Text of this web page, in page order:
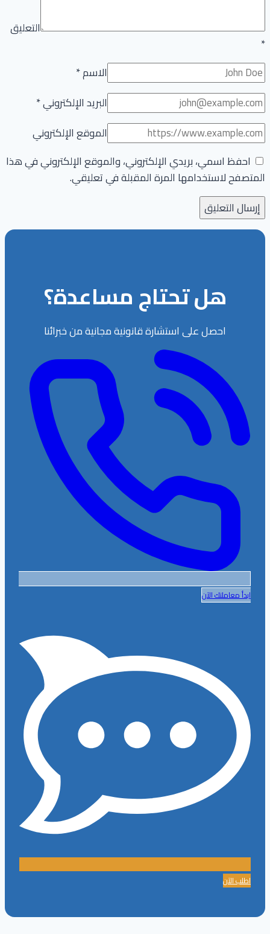
التعليق
*
الاسم*
البريد الإلكتروني*
الموقع الإلكتروني
احفظ اسمي، بريدي الإلكتروني، والموقع الإلكتروني في هذا
المتصفح لاستخدامها المرة المقبلة في تعليقي.
هل تحتاج مساعدة؟
احصل على استشارة قانونية مجانية من خبرائنا
ابدأ معاملتك الآن
اطلب الآن